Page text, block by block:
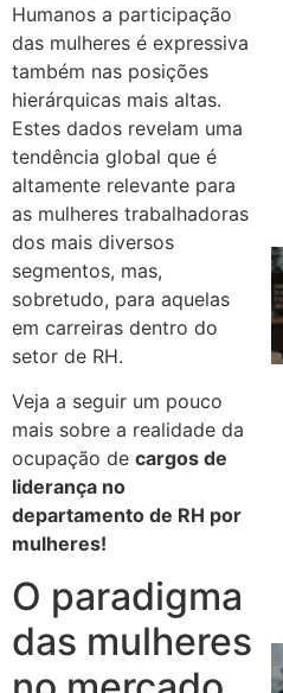
Humanos a participação
das mulheres é expressiva
também nas posições
hierárquicas mais altas.
Estes dados revelam uma
tendência global que é
altamente relevante para
as mulheres trabalhadoras
dos mais diversos
segmentos, mas,
sobretudo, para aquelas
em carreiras dentro do
setor de RH.
Veja a seguir um pouco
mais sobre a realidade da
ocupação de cargos de
liderança no
departamento de RH por
mulheres!
O paradigma
das mulheres